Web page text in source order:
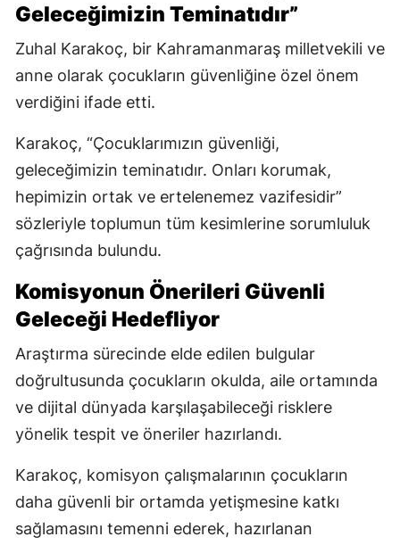
Geleceğimizin Teminatıdır”
Zuhal Karakoç, bir Kahramanmaraş milletvekili ve
anne olarak çocukların güvenliğine özel önem
verdiğini ifade etti.
Karakoç, “Çocuklarımızın güvenliği,
geleceğimizin teminatıdır. Onları korumak,
hepimizin ortak ve ertelenemez vazifesidir”
sözleriyle toplumun tüm kesimlerine sorumluluk
çağrısında bulundu.
Komisyonun Önerileri Güvenli
Geleceği Hedefliyor
Araştırma sürecinde elde edilen bulgular
doğrultusunda çocukların okulda, aile ortamında
ve dijital dünyada karşılaşabileceği risklere
yönelik tespit ve öneriler hazırlandı.
Karakoç, komisyon çalışmalarının çocukların
daha güvenli bir ortamda yetişmesine katkı
sağlamasını temenni ederek, hazırlanan